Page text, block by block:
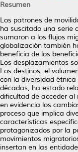
Resumen
Los patrones de
ha suscitado una serie
sumaron a los flujos
globalización también
beneficia de los
Los desplazamientos
Los destinos, el
con la diversidad
décadas, ha estado
dificultad de acceder al
en evidencia los
proceso que implica
características
protagonizados por la
movimientos
insertan en las